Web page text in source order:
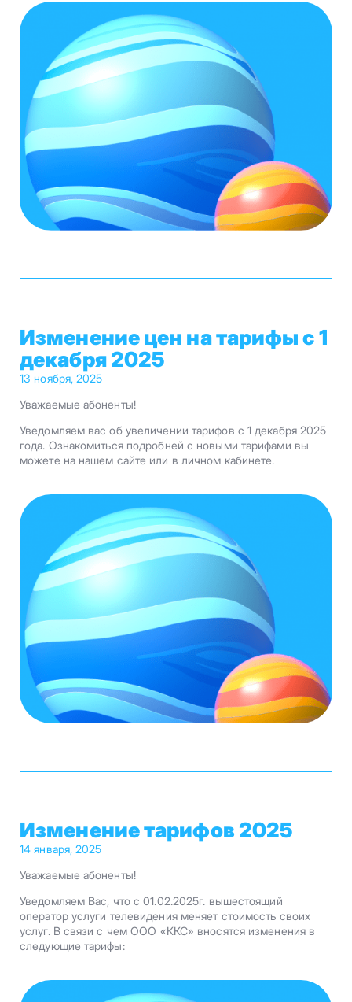
Изменение цен на тарифы с 1
декабря 2025
13 ноября, 2025
Уважаемые абоненты!
Уведомляем вас об увеличении тарифов с 1 декабря 2025
года. Ознакомиться подробней с новыми тарифами вы
можете на нашем сайте или в личном кабинете.
Изменение тарифов 2025
14 января, 2025
Уважаемые абоненты!
Уведомляем Вас, что с 01.02.2025г. вышестоящий
оператор услуги телевидения меняет стоимость своих
услуг. В связи с чем ООО «ККС» вносятся изменения в
следующие тарифы: